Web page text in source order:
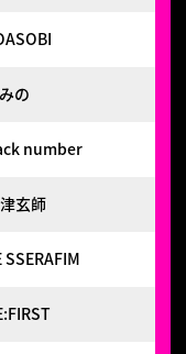
の
number
玄師
SSERAFIM